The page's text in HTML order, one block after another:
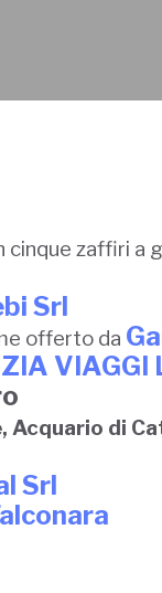
cinque zaffiri a
Srl
offerto da
VIAGGI
Acquario di
Srl